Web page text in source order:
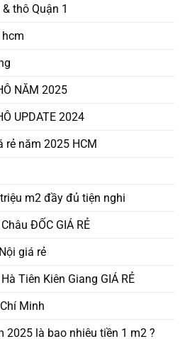
thô Quận 1
NĂM 2025
UPDATE 2024
rẻ năm 2025 HCM
m2 đầy đủ tiện nghi
ĐỐC GIÁ RẺ
giá rẻ
Tiên Kiên Giang GIÁ RẺ
Minh
2025 là bao nhiêu tiền 1 m2 ?